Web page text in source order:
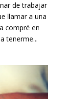
de trabajar
llamar a una
compré en
tenerme...